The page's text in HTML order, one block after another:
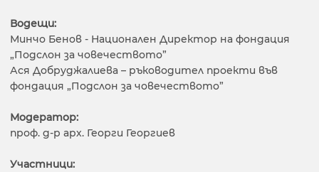
Водещи:
Минчо Бенов - Национален Директор на фондация
„Подслон за човечеството”
Ася Добруджалиева – ръководител проекти във
фондация „Подслон за човечеството”
Модератор:
проф. д-р арх. Георги Георгиев
Участници: